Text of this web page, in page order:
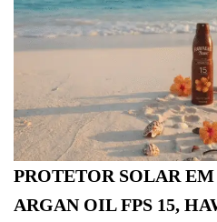
PROTETOR SOLAR
ARGAN OIL FPS 15,